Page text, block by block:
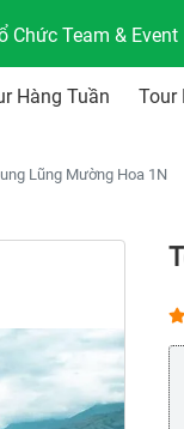
Chức Team & Event
Hàng Tuần Tour
Lũng Mường Hoa 1N